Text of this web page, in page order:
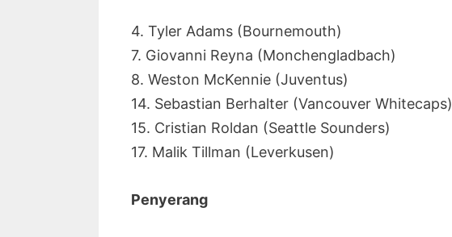
4. Tyler Adams (Bournemouth)
7. Giovanni Reyna (Monchengladbach)
8. Weston McKennie (Juventus)
14. Sebastian Berhalter (Vancouver Whitecaps)
15. Cristian Roldan (Seattle Sounders)
17. Malik Tillman (Leverkusen)
Penyerang